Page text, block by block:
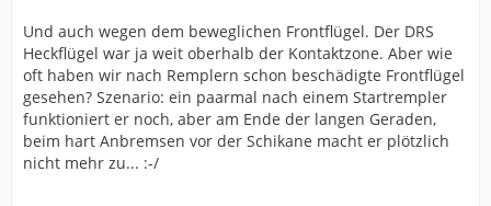
Und auch wegen dem beweglichen Frontflügel. Der DRS
Heckflügel war ja weit oberhalb der Kontaktzone. Aber wie
oft haben wir nach Remplern schon beschädigte Frontflügel
gesehen? Szenario: ein paarmal nach einem Startrempler
funktioniert er noch, aber am Ende der langen Geraden,
beim hart Anbremsen vor der Schikane macht er plötzlich
nicht mehr zu... :-/